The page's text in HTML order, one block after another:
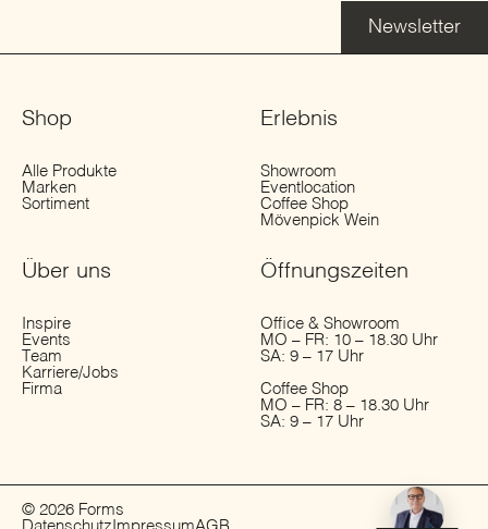
Newsletter
Shop
Alle Produkte
Marken
Sortiment
Erlebnis
Showroom
Eventlocation
Coffee Shop
Mövenpick Wein
Über uns
Inspire
Events
Team
Karriere/Jobs
Firma
Öffnungs­zeiten
Office & Showroom
MO – FR: 10 – 18.30 Uhr
SA: 9 – 17 Uhr
Coffee Shop
MO – FR: 8 – 18.30 Uhr
SA: 9 – 17 Uhr
© 2026 Forms